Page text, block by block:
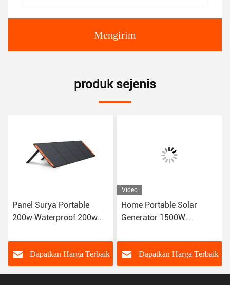
Mengirim
produk sejenis
Panel Surya Portable
200w Waterproof 200w
Dapatkan Harga Terbaik
Video
Home Portable Solar
Generator 1500W
USB DC AC Outlet Baterai
Dapatkan Harga Terbaik